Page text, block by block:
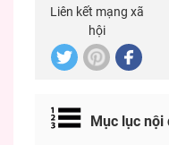
Liên kết mạng xã
hội
Mục lục nội